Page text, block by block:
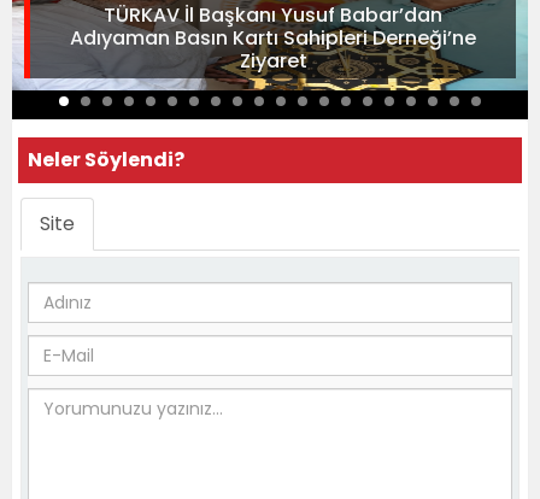
TÜRKAV İl Başkanı Yusuf Babar’dan
Adıyaman Basın Kartı Sahipleri Derneği’ne
Ziyaret
Neler Söylendi?
Site